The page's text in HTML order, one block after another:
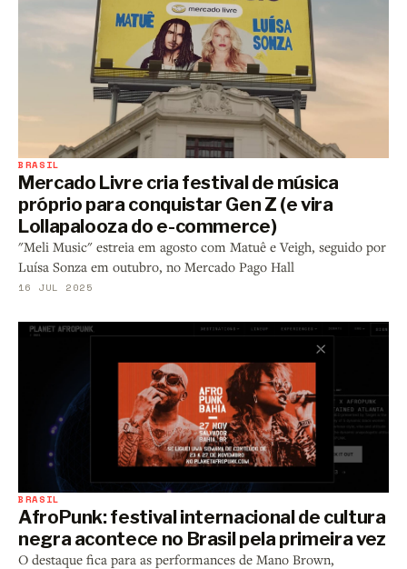
BRASIL
Mercado Livre cria festival de música
próprio para conquistar Gen Z (e vira
Lollapalooza do e-commerce)
"Meli Music" estreia em agosto com Matuê e Veigh, seguido por
Luísa Sonza em outubro, no Mercado Pago Hall
16 JUL 2025
BRASIL
AfroPunk: festival internacional de cultura
negra acontece no Brasil pela primeira vez
O destaque fica para as performances de Mano Brown,